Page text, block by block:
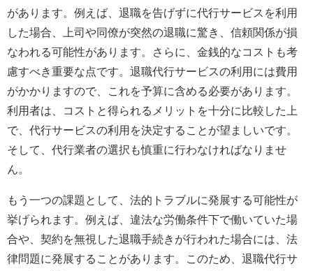
があります。例えば、退職を告げずに代行サービスを利用
した場合、上司や同僚が突然の退職に驚き、信頼関係が損
なわれる可能性があります。さらに、金銭的なコストも考
慮すべき重要な点です。退職代行サービスの利用には費用
がかかりますので、これを予算に含める必要があります。
利用者は、コストと得られるメリットを十分に比較した上
で、代行サービスの利用を決定することが望ましいです。
そして、代行業者の選択も慎重に行わなければなりませ
ん。
もう一つの課題として、法的トラブルに発展する可能性が
挙げられます。例えば、違法な労働条件下で働いていた場
合や、契約を無視した退職手続きが行われた場合には、法
律問題に発展することがあります。このため、退職代行サ